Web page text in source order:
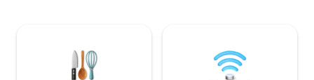
매우 높음 = 체크 유명 거북 투어까지 도보
호의 타코카 섬 둘러보기 별 5개
별 5개 후기